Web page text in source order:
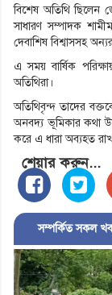
বিশেষ অতিথি ছিলেন
সাধারণ সম্পাদক
দেবাশিষ বিশ্বাসসহ
এ সময় বার্ষিক
অতিথিরা।
অতিথিবৃন্দ তাদের
অনবদ্য ভূমিকার কথা
করে এ ধারা অব্যহত
শেয়ার করুন...
সম্পর্কিত সকল